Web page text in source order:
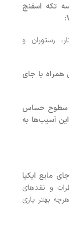
تکه اسفنج
رستوران و
با جای
سطوح حساس
آسیب‌ها به‌
جای مایع ایکیا
و نقدهای
بهتر یاری